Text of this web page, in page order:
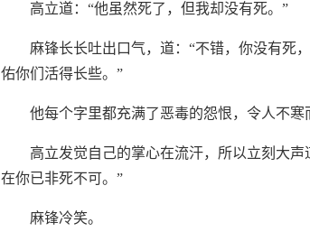
高立道：“他虽然死了，但我却没有死。”
麻锋长长吐出口气，道：“不错，你没有死
佑你们活得长些。”
他每个字里都充满了恶毒的怨恨，令人不寒
高立发觉自己的掌心在流汗，所以立刻大
在你已非死不可。”
麻锋冷笑。